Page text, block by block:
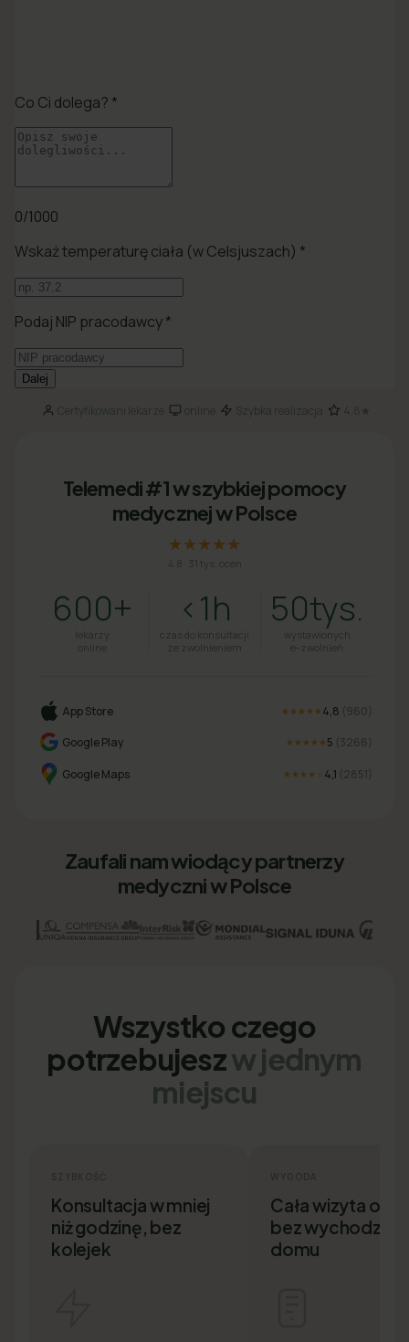
Certyfikowani lekarze· online· Szybka realizacja 4.8★
Telemedi #1 w szybkiej pomocy
medycznej w Polsce
★★★★★
4.8 31 tys. ocen
600+
lekarzy
online
<1h
czas do konsultacji
ze zwolnieniem
50tys.
wystawionych
e-zwolnień
App Store ★★★★★ 4,8 (960
Google Play
★★★★★ 5 (3266
Google Maps ★★★★ 4,1 (2851
Zaufali nam wiodący partnerzy
medyczni w Polsce
Wszystko czego
potrzebujeszw jednym
miejscu
SZYBKOŚĆ
Konsultacja w mniej
niż godzinę, bez
kolejek
WYGODA
Cała wizyta
bez
domu